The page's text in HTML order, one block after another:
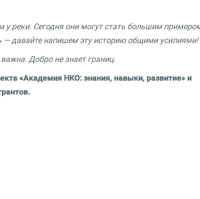
реки. Сегодня они могут стать большим
— давайте напишем эту историю общими усилиями!
Добро не знает границ.
«Академия НКО: знания, навыки, развитие» и